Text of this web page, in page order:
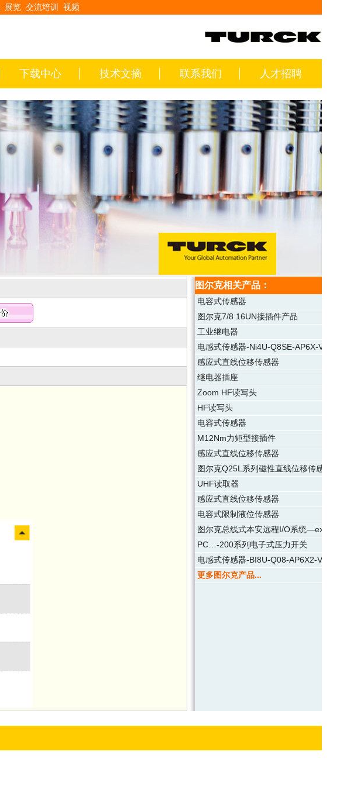
展览 交流培训 视频
下载中心 技术文摘 联系我们 人才招聘
图尔克相关产品：
电容式传感器
图尔克7/8 16UN接插件产品
工业继电器
电感式传感器-Ni4U-Q8SE-AP6X-V1131
感应式直线位移传感器
继电器插座
Zoom HF读写头
HF读写头
电容式传感器
M12Nm力矩型接插件
感应式直线位移传感器
图尔克Q25L系列磁性直线位移传感器
UHF读取器
感应式直线位移传感器
电容式限制液位传感器
图尔克总线式本安远程I/O系统—excom
PC…-200系列电子式压力开关
电感式传感器-BI8U-Q08-AP6X2-V1131
更多图尔克产品...